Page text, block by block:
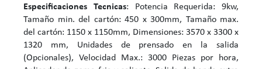
Especificaciones Tecnicas: Potencia Requerida: 9kw,
Tamaño min. del cartón: 450 x 300mm, Tamaño max.
del cartón: 1150 x 1150mm, Dimensiones: 3570 x 3300 x
1320 mm, Unidades de prensado en la salida
(Opcionales), Velocidad Max.: 3000 Piezas por hora,